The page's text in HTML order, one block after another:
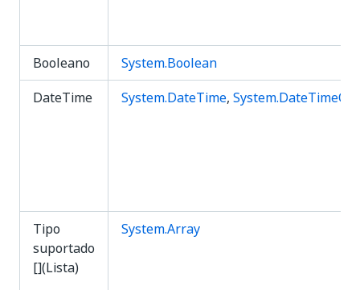
Booleano
System.Boolean
DateTime
System.DateTime,
Tipo
suportado
[](Lista)
System.Array